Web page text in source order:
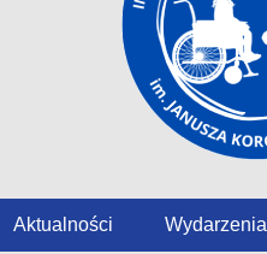
Aktualności Wydarzenia